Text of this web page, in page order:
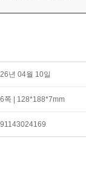
년 04월 10일
쪽 | 128*188*7mm